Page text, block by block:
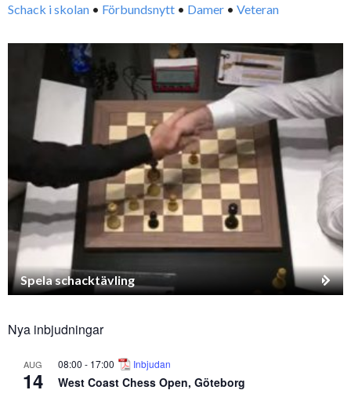
Schack i skolan • Förbundsnytt • Damer • Veteran
Spela schacktävling
Nya inbjudningar
AUG
14
08:00 - 17:00 Inbjudan
West Coast Chess Open, Göteborg